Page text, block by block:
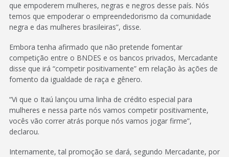
que empoderem mulheres, negras e negros desse país. Nós
temos que empoderar o empreendedorismo da comunidade
negra e das mulheres brasileiras”, disse.
Embora tenha afirmado que não pretende fomentar
competição entre o BNDES e os bancos privados, Mercadante
disse que irá “competir positivamente” em relação às ações de
fomento da igualdade de raça e gênero.
“Vi que o Itaú lançou uma linha de crédito especial para
mulheres e nessa parte nós vamos competir positivamente,
vocês vão correr atrás porque nós vamos jogar firme”,
declarou.
Internamente, tal promoção se dará, segundo Mercadante, por